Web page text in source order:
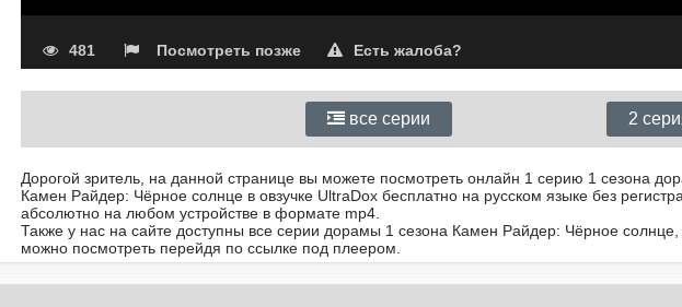
481 Посмотреть позже Есть жалоба?
все серии 2
Дорогой зритель, на данной странице вы можете посмотреть онлайн 1 серию 1 сезона
Камен Райдер: Чёрное солнце в овзучке UltraDox бесплатно на русском языке без
абсолютно на любом устройстве в формате mp4.
Также у нас на сайте доступны все серии дорамы 1 сезона Камен Райдер: Чёрное солнце,
можно посмотреть перейдя по ссылке под плеером.